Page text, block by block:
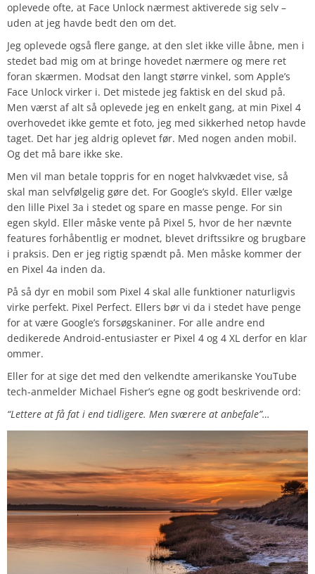
oplevede ofte, at Face Unlock nærmest aktiverede sig selv –
uden at jeg havde bedt den om det.
Jeg oplevede også flere gange, at den slet ikke ville åbne, men i
stedet bad mig om at bringe hovedet nærmere og mere ret
foran skærmen. Modsat den langt større vinkel, som Apple’s
Face Unlock virker i. Det mistede jeg faktisk en del skud på.
Men værst af alt så oplevede jeg en enkelt gang, at min Pixel 4
overhovedet ikke gemte et foto, jeg med sikkerhed netop havde
taget. Det har jeg aldrig oplevet før. Med nogen anden mobil.
Og det må bare ikke ske.
Men vil man betale toppris for en noget halvkvædet vise, så
skal man selvfølgelig gøre det. For Google’s skyld. Eller vælge
den lille Pixel 3a i stedet og spare en masse penge. For sin
egen skyld. Eller måske vente på Pixel 5, hvor de her nævnte
features forhåbentlig er modnet, blevet driftssikre og brugbare
i praksis. Den er jeg rigtig spændt på. Men måske kommer der
en Pixel 4a inden da.
På så dyr en mobil som Pixel 4 skal alle funktioner naturligvis
virke perfekt. Pixel Perfect. Ellers bør vi da i stedet have penge
for at være Google’s forsøgskaniner. For alle andre end
dedikerede Android-entusiaster er Pixel 4 og 4 XL derfor en klar
ommer.
Eller for at sige det med den velkendte amerikanske YouTube
tech-anmelder Michael Fisher’s egne og godt beskrivende ord:
“Lettere at få fat i end tidligere. Men sværere at anbefale”…